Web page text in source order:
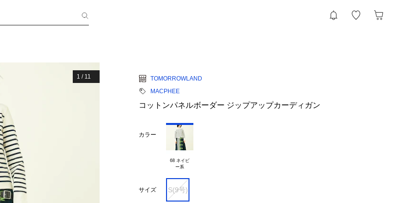
1 / 11
TOMORROWLAND
MACPHEE
コットンパネルボーダー ジップアップカーディガン
カラー
68 ネイビ
サイズ S(9号)